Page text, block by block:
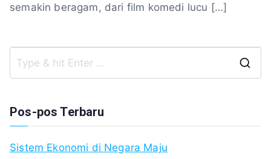
semakin beragam, dari film komedi lucu […]
Pos-pos Terbaru
Sistem Ekonomi di Negara Maju